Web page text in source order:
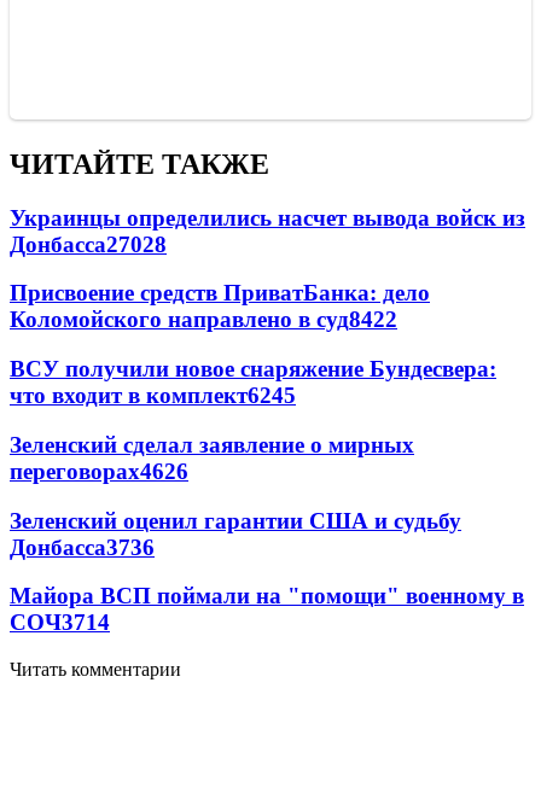
ЧИТАЙТЕ ТАКЖЕ
Украинцы определились насчет вывода войск из
Донбасса27028
Присвоение средств ПриватБанка: дело
Коломойского направлено в суд8422
ВСУ получили новое снаряжение Бундесвера:
что входит в комплект6245
Зеленский сделал заявление о мирных
переговорах4626
Зеленский оценил гарантии США и судьбу
Донбасса3736
Майора ВСП поймали на "помощи" военному в
СОЧ3714
Читать комментарии